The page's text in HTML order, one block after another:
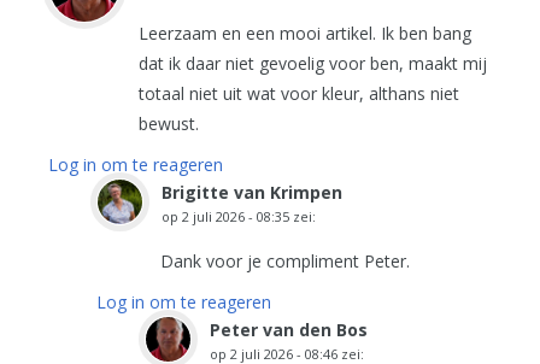
Leerzaam en een mooi artikel. Ik ben bang
dat ik daar niet gevoelig voor ben, maakt mij
totaal niet uit wat voor kleur, althans niet
bewust.
Log in om te reageren
Brigitte van Krimpen
op 2 juli 2026 - 08:35 zei:
Dank voor je compliment Peter.
Log in om te reageren
Peter van den Bos
op 2 juli 2026 - 08:46 zei: